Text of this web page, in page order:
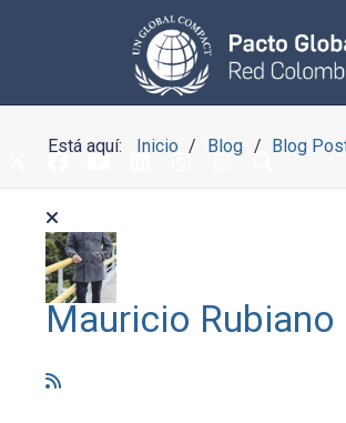
Está aquí: Inicio Blog Blog
Mauricio Rubiano